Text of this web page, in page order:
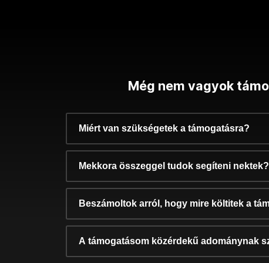
Még nem vagyok
Miért van szükségetek a támogatásra?
Mekkora összeggel tudok segíteni nektek?
Beszámoltok arról, hogy mire költitek a
A támogatásom közérdekű adománynak